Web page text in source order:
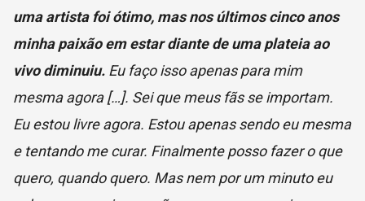
uma artista foi ótimo, mas nos últimos cinco anos
minha paixão em estar diante de uma plateia ao
vivo diminuiu. Eu faço isso apenas para mim
mesma agora […]. Sei que meus fãs se importam.
Eu estou livre agora. Estou apenas sendo eu mesma
e tentando me curar. Finalmente posso fazer o que
quero, quando quero. Mas nem por um minuto eu